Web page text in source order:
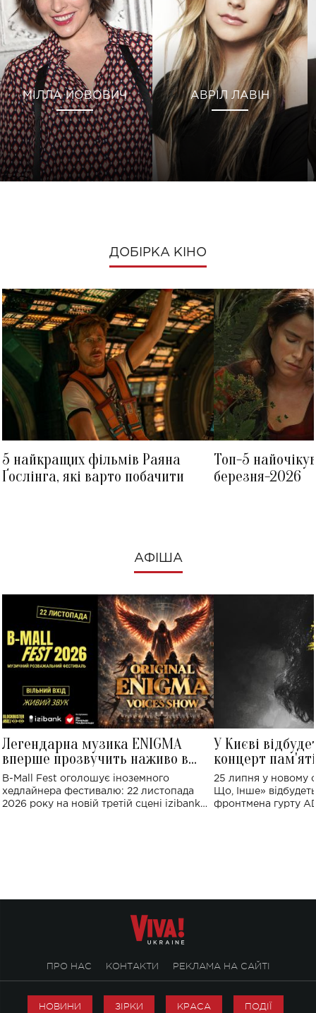
МІЛЛА ЙОВОВИЧ АВРІЛ ЛАВІН
ДОБІРКА КІНО
5 найкращих фільмів Раяна
Ґослінга, які варто побачити
Топ-5
березня-2026
АФІША
Легендарна музика ENIGMA
вперше прозвучить наживо в
Україні: де відбудеться концерт
B-Mall Fest оголошує іноземного
хедлайнера фестивалю: 22 листопада
2026 року на новій третій сцені izibank
У Києві
концерт
Клименка:
виконають
25 липня у новому
Що, Інше»
фронтмена гурту
ПРО НАС КОНТАКТИ РЕКЛАМА НА САЙТІ
НОВИНИ ЗІРКИ КРАСА ПОДІЇ